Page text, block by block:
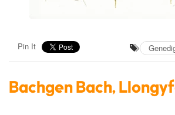
Pin It
Bachgen Bach,